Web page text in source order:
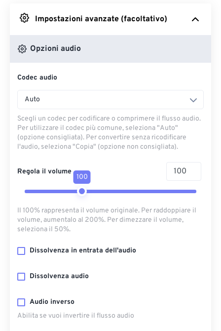
Da Google Drive
Impostazioni avanzate (facoltativo)
Opzioni audio
Codec audio
Auto
Scegli un codec per codificare o comprimere il flusso audio.
Per utilizzare il codec più comune, seleziona "Auto"
(opzione consigliata). Per convertire senza ricodificare
l'audio, seleziona "Copia" (opzione non consigliata).
Regola il volume
100
Il 100% rappresenta il volume originale. Per raddoppiare il
volume, aumentalo al 200%. Per dimezzare il volume,
seleziona il 50%.
Dissolvenza in entrata dell'audio
Dissolvenza audio
Audio inverso
Abilita se vuoi invertire il flusso audio